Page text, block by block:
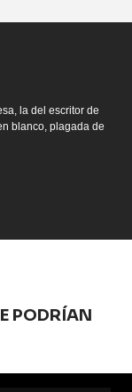
la del escritor de
blanco, plagada de
PODRÍAN